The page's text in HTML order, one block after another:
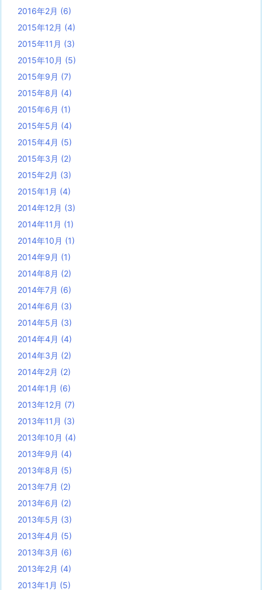
2016年2月 (6)
2015年12月 (4)
2015年11月 (3)
2015年10月 (5)
2015年9月 (7)
2015年8月 (4)
2015年6月 (1)
2015年5月 (4)
2015年4月 (5)
2015年3月 (2)
2015年2月 (3)
2015年1月 (4)
2014年12月 (3)
2014年11月 (1)
2014年10月 (1)
2014年9月 (1)
2014年8月 (2)
2014年7月 (6)
2014年6月 (3)
2014年5月 (3)
2014年4月 (4)
2014年3月 (2)
2014年2月 (2)
2014年1月 (6)
2013年12月 (7)
2013年11月 (3)
2013年10月 (4)
2013年9月 (4)
2013年8月 (5)
2013年7月 (2)
2013年6月 (2)
2013年5月 (3)
2013年4月 (5)
2013年3月 (6)
2013年2月 (4)
2013年1月 (5)